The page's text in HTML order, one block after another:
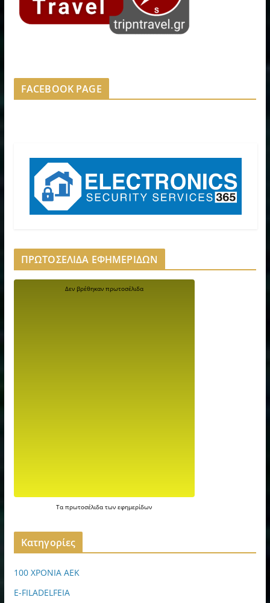
FACEBOOK PAGE
ΠΡΩΤΟΣΕΛΙΔΑ ΕΦΗΜΕΡΙΔΩΝ
Ταπρωτοσέλιδατωνεφημερίδων
Kατηγορίες
100 ΧΡΟΝΙΑ ΑΕΚ
E-FILADELFEIA